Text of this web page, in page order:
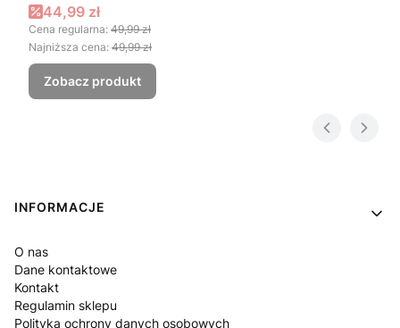
Cena promocyjna
44,99 zł
Cena regularna: 49,99 zł
Najniższa cena: 49,99 zł
Zobacz produkt
Linki w stopce
INFORMACJE
O nas
Dane kontaktowe
Kontakt
Regulamin sklepu
Polityka ochrony danych osobowych